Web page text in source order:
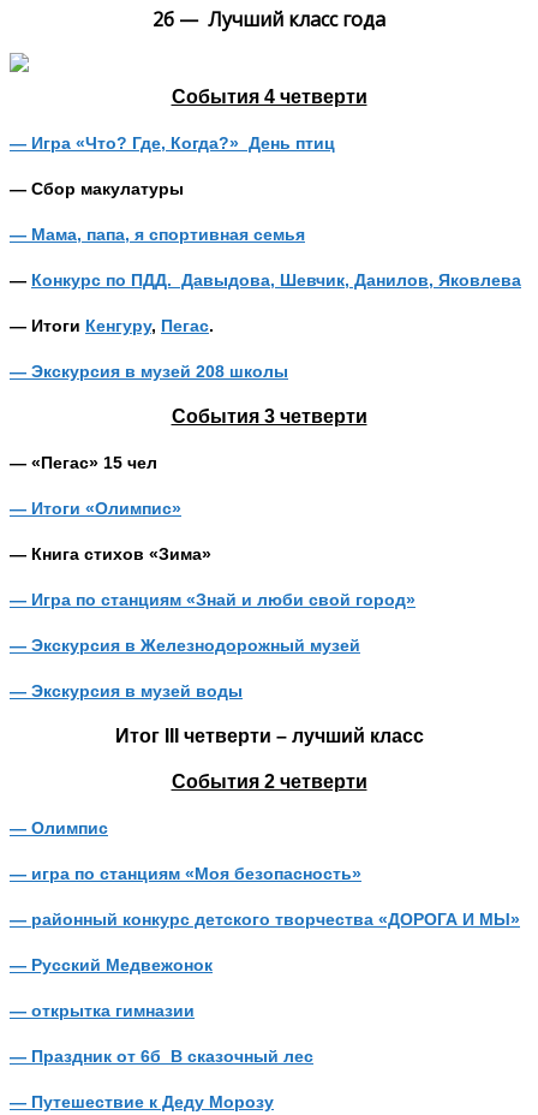
2б — Лучший класс года
События 4 четверти
— Игра «Что? Где, Когда?» День птиц
— Сбор макулатуры
— Мама, папа, я спортивная семья
— Конкурс по ПДД. Давыдова, Шевчик, Данилов, Яковлева
— Итоги Кенгуру, Пегас.
— Экскурсия в музей 208 школы
События 3 четверти
— «Пегас» 15 чел
— Итоги «Олимпис»
— Книга стихов «Зима»
— Игра по станциям «Знай и люби свой город»
— Экскурсия в Железнодорожный музей
— Экскурсия в музей воды
Итог III четверти – лучший класс
События 2 четверти
— Олимпис
— игра по станциям «Моя безопасность»
— районный конкурс детского творчества «ДОРОГА И МЫ»
— Русский Медвежонок
— открытка гимназии
— Праздник от 6б В сказочный лес
— Путешествие к Деду Морозу